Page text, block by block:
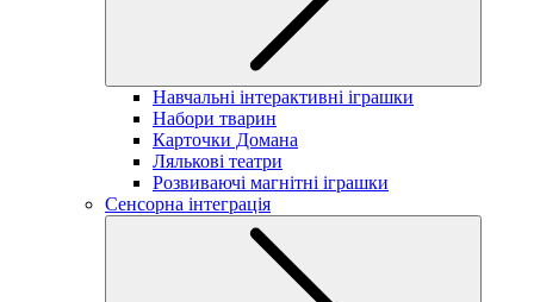
Навчальні інтерактивні іграшки
Набори тварин
Карточки Домана
Лялькові театри
Розвиваючі магнітні іграшки
Сенсорна інтеграція